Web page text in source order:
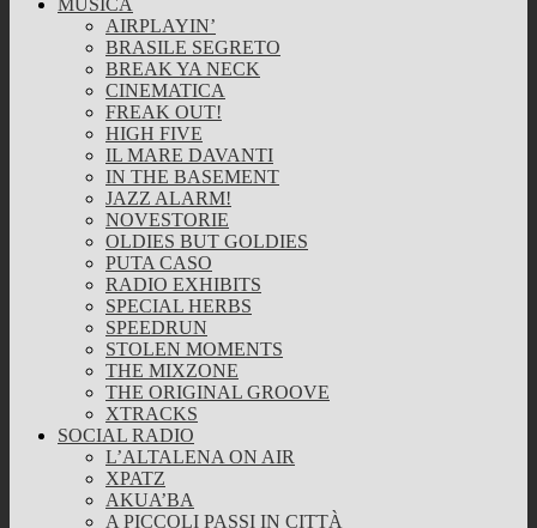
MUSICA
AIRPLAYIN’
BRASILE SEGRETO
BREAK YA NECK
CINEMATICA
FREAK OUT!
HIGH FIVE
IL MARE DAVANTI
IN THE BASEMENT
JAZZ ALARM!
NOVESTORIE
OLDIES BUT GOLDIES
PUTA CASO
RADIO EXHIBITS
SPECIAL HERBS
SPEEDRUN
STOLEN MOMENTS
THE MIXZONE
THE ORIGINAL GROOVE
XTRACKS
SOCIAL RADIO
L’ALTALENA ON AIR
XPATZ
AKUA’BA
A PICCOLI PASSI IN CITTÀ